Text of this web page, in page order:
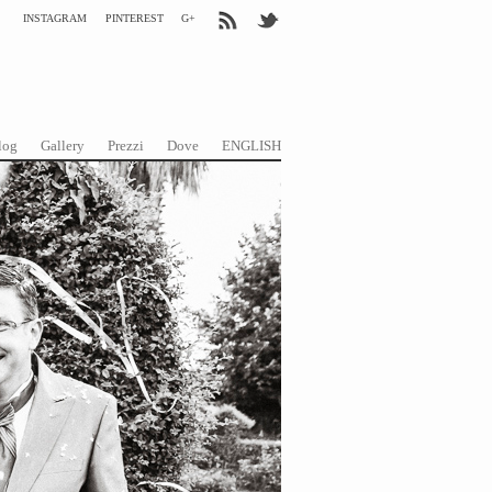
INSTAGRAM PINTEREST G+
Gallery Prezzi Dove ENGLISH